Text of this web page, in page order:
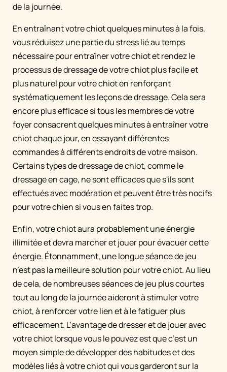
de la journée.
En entraînant votre chiot quelques minutes à la fois,
vous réduisez une partie du stress lié au temps
nécessaire pour entraîner votre chiot et rendez le
processus de dressage de votre chiot plus facile et
plus naturel pour votre chiot en renforçant
systématiquement les leçons de dressage. Cela sera
encore plus efficace si tous les membres de votre
foyer consacrent quelques minutes à entraîner votre
chiot chaque jour, en essayant différentes
commandes à différents endroits de votre maison.
Certains types de dressage de chiot, comme le
dressage en cage, ne sont efficaces que s'ils sont
effectués avec modération et peuvent être très nocifs
pour votre chien si vous en faites trop.
Enfin, votre chiot aura probablement une énergie
illimitée et devra marcher et jouer pour évacuer cette
énergie. Étonnamment, une longue séance de jeu
n’est pas la meilleure solution pour votre chiot. Au lieu
de cela, de nombreuses séances de jeu plus courtes
tout au long de la journée aideront à stimuler votre
chiot, à renforcer votre lien et à le fatiguer plus
efficacement. L’avantage de dresser et de jouer avec
votre chiot lorsque vous le pouvez est que c’est un
moyen simple de développer des habitudes et des
modèles liés à votre chiot qui vous garderont sur la